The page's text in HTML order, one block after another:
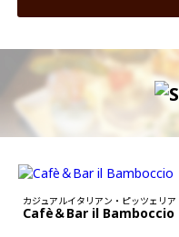
カジュアルイタリアン・ピッツェリア
Cafè＆Bar il Bamboccio